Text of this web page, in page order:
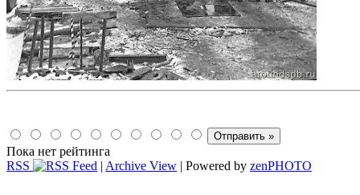
Пока нет рейтинга
RSS
| Archive View | Powered by zenPHOTO